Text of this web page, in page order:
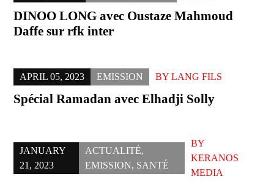
DINOO LONG avec Oustaze Mahmoud
Daffe sur rfk inter
APRIL 05, 2023 EMISSION BY LANG FILS
Spécial Ramadan avec Elhadji Solly
JANUARY
21, 2023
ACTUALITÉ,
EMISSION, SANTÉ
BY
KERANOS
MEDIA